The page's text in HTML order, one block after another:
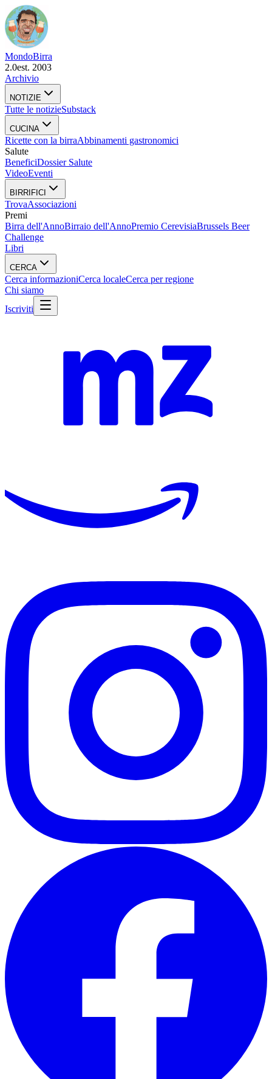
MondoBirra
2.0est. 2003
Archivio
NOTIZIE
Tutte le notizieSubstack
CUCINA
Ricette con la birraAbbinamenti gastronomici
Salute
BeneficiDossier Salute
VideoEventi
BIRRIFICI
TrovaAssociazioni
Premi
Birra dell'AnnoBirraio dell'AnnoPremio CerevisiaBrussels Beer
Challenge
Libri
CERCA
Cerca informazioniCerca localeCerca per regione
Chi siamo
Iscriviti